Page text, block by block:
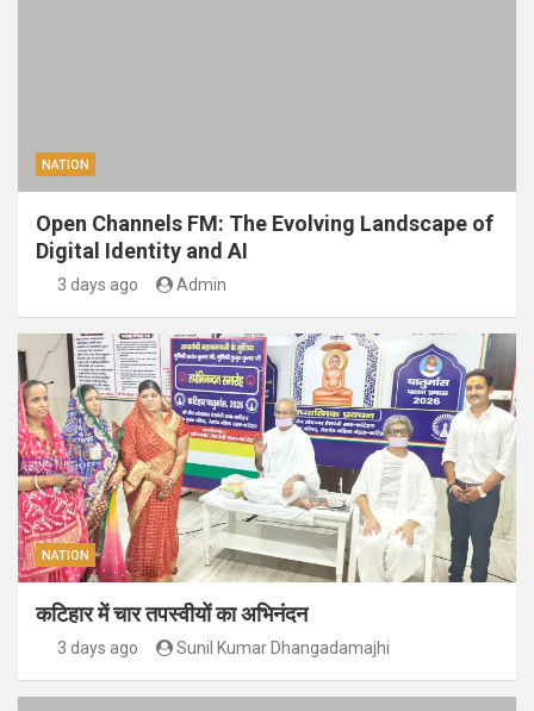
NATION
Open Channels FM: The Evolving Landscape of
Digital Identity and AI
3 days ago Admin
NATION
कटिहार में चार तपस्वीयों का अभिनंदन
3 days ago Sunil Kumar Dhangadamajhi